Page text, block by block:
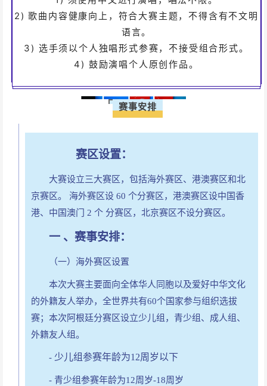
2) 歌曲内容健康向上，符合大赛主题，不得含有不文明
语言。
3) 选手须以个人独唱形式参赛，不接受组合形式。
4) 鼓励演唱个人原创作品。
固定布局
工具条上设置固定宽高
可以完美对齐背景图和文字
赛事安排
赛区设置：
大赛设立三大赛区，包括海外赛区、港澳赛区和北
京赛区。 海外赛区设 60 个分赛区，港澳赛区设中国香
港、中国澳门 2 个 分赛区，北京赛区不设分赛区。
一 、赛事安排：
（一）海外赛区设置
本次大赛主要面向全体华人同胞以及爱好中华文化
的外籍友人举办，全世界共有60个国家参与组织选拔
赛；本次阿根廷分赛区设立少儿组，青少组、成人组、
外籍友人组。
- 少儿组参赛年龄为12周岁以下
- 青少组参赛年龄为12周岁-18周岁